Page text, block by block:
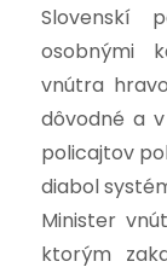
Slovenskí
osobnými
vnútra
dôvodné a
policajtov
diabol
Minister
ktorým